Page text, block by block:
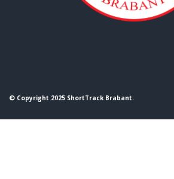
© Copyright 2025 ShortTrack Brabant.